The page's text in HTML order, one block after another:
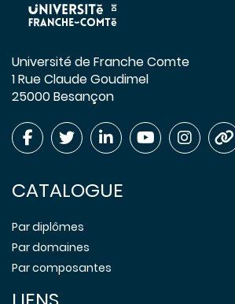
Université de Franche Comte
1 Rue Claude Goudimel
25000 Besançon
CATALOGUE
Par diplômes
Par domaines
Par composantes